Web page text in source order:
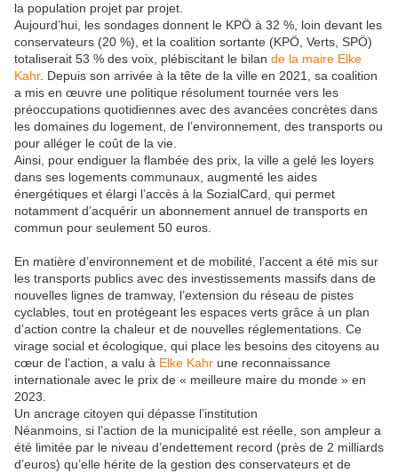
la population projet par projet.
Aujourd’hui, les sondages donnent le KPÖ à 32 %, loin devant les
conservateurs (20 %), et la coalition sortante (KPÖ, Verts, SPÖ)
totaliserait 53 % des voix, plébiscitant le bilan de la maire Elke
Kahr. Depuis son arrivée à la tête de la ville en 2021, sa coalition
a mis en œuvre une politique résolument tournée vers les
préoccupations quotidiennes avec des avancées concrètes dans
les domaines du logement, de l’environnement, des transports ou
pour alléger le coût de la vie.
Ainsi, pour endiguer la flambée des prix, la ville a gelé les loyers
dans ses logements communaux, augmenté les aides
énergétiques et élargi l’accès à la SozialCard, qui permet
notamment d’acquérir un abonnement annuel de transports en
commun pour seulement 50 euros.
En matière d’environnement et de mobilité, l’accent a été mis sur
les transports publics avec des investissements massifs dans de
nouvelles lignes de tramway, l’extension du réseau de pistes
cyclables, tout en protégeant les espaces verts grâce à un plan
d’action contre la chaleur et de nouvelles réglementations. Ce
virage social et écologique, qui place les besoins des citoyens au
cœur de l’action, a valu à Elke Kahr une reconnaissance
internationale avec le prix de « meilleure maire du monde » en
2023.
Un ancrage citoyen qui dépasse l’institution
Néanmoins, si l’action de la municipalité est réelle, son ampleur a
été limitée par le niveau d’endettement record (près de 2 milliards
d’euros) qu’elle hérite de la gestion des conservateurs et de